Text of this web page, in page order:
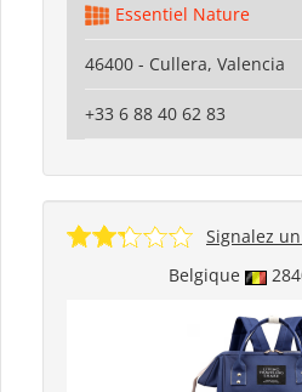
Essentiel Nature
46400 - Cullera, Valencia
+33 6 88 40 62 83
Belgique
Signalez